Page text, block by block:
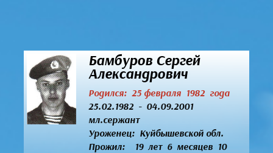
Бамбуров Сергей
Александрович
Родился: 25 февраля 1982 года
25.02.1982 - 04.09.2001
мл.сержант
Уроженец:Куйбышевской обл.
Прожил: 19 лет 6 месяцев 10